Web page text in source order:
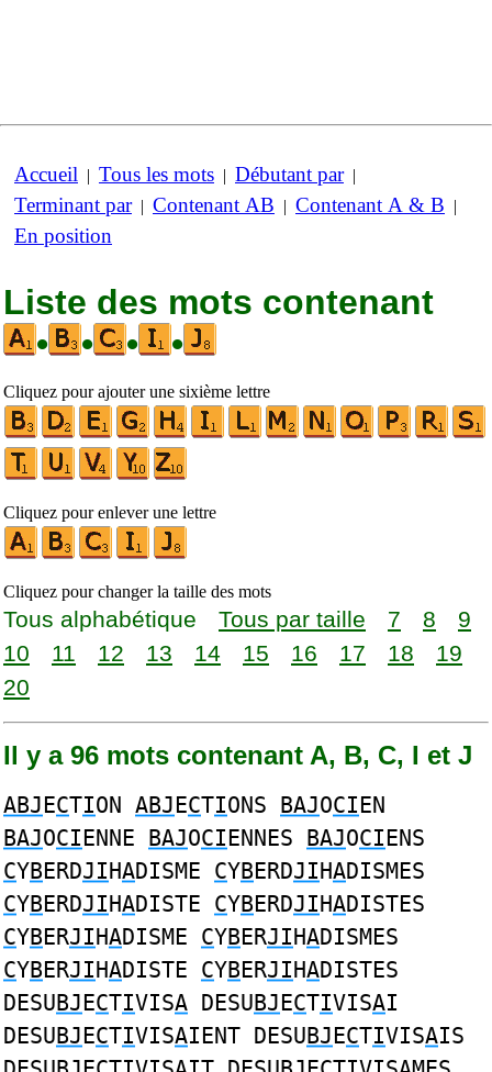
Accueil | Tous les mots | Débutant par|
Terminant par| Contenant AB | Contenant A & B |
En position
Liste des mots contenant
•
• • •
Cliquez pour ajouter une sixième lettre
Cliquez pour enlever une lettre
Cliquez pour changer la taille des mots
Tous alphabétique Tous par taille 7 8
9
10
11 12 13 14 15 16 17 18
19
20
Il y a 96 mots contenant A, B, C, I et J
ABJECTION ABJECTIONS BAJOCIEN
BAJOCIENNE BAJOCIENNES BAJOCIENS
CYBERDJIHADISME CYBERDJIHADISMES
CYBERDJIHADISTE CYBERDJIHADISTES
CYBERJIHADISME CYBERJIHADISMES
CYBERJIHADISTE CYBERJIHADISTES
DESUBJECTIVISA DESUBJECTIVISAI
DESUBJECTIVISAIENT DESUBJECTIVISAIS